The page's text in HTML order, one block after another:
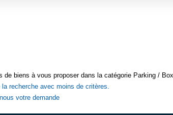
de biens à vous proposer dans la catégorie Parking /
la recherche avec moins de critères.
votre demande